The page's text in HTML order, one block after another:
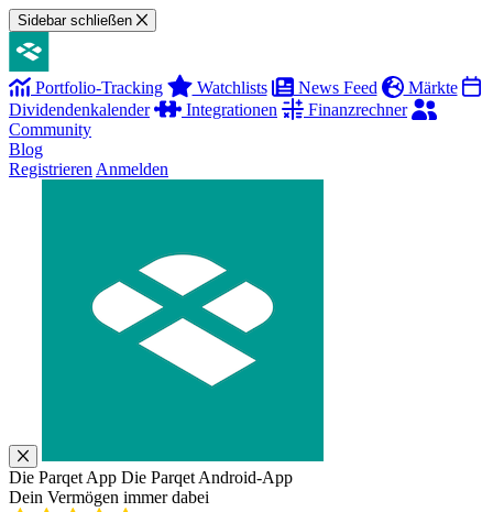
Sidebar schließen
Portfolio-Tracking Watchlists News Feed
Märkte
Dividendenkalender
Integrationen
Finanzrechner
Community
Blog
Registrieren Anmelden
Die Parqet App Die Parqet Android-App
Dein Vermögen immer dabei